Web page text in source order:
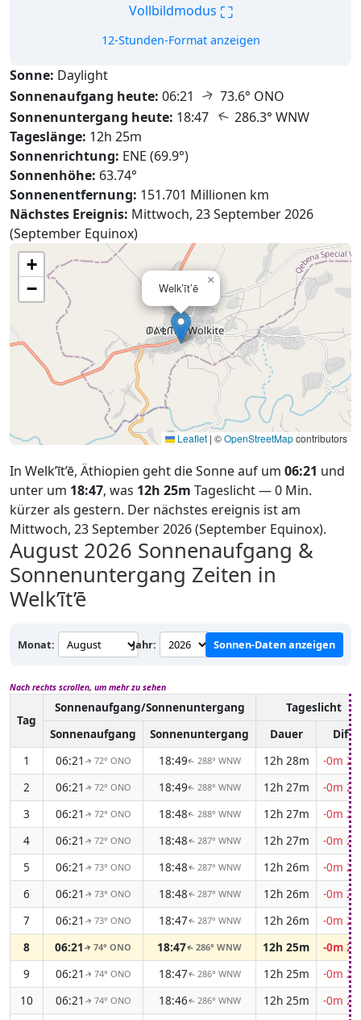
Vollbildmodus ⛶
12-Stunden-Format anzeigen
Sonne: Daylight
Sonnenaufgang heute: 06:21 ↑ 73.6° ONO
Sonnenuntergang heute: 18:47 ↑ 286.3° WNW
Tageslänge: 12h 25m
Sonnenrichtung: ENE (69.9°)
Sonnenhöhe: 63.74°
Sonnenentfernung: 151.701 Millionen km
Nächstes Ereignis: Mittwoch, 23 September 2026
(September Equinox)
Welk’īt’ē
×
+
−
Leaflet | ©OpenStreetMapcontributors
In Welk’īt’ē, Äthiopien geht die Sonne auf um 06:21 und
unter um 18:47, was 12h 25m Tageslicht — 0 Min.
kürzer als gestern. Der nächstes ereignis ist am
Mittwoch, 23 September 2026 (September Equinox).
August 2026 Sonnenaufgang &
Sonnenuntergang Zeiten in
Welk’īt’ē
Monat: Jahr: Sonnen-Daten anzeigen
Nach rechts scrollen, um mehr zu sehen
Tag
Sonnenaufgang/Sonnenuntergang
Tageslicht
Sonnenaufgang
Sonnenuntergang Dauer
Diff.
1
06:21 ↑ 72° ONO 18:49↑ 288° WNW 12h 28m
-0m
2
06:21 ↑ 72° ONO 18:49↑ 288° WNW 12h 27m
-0m
3
06:21 ↑ 72° ONO 18:48↑ 288° WNW 12h 27m
-0m
4
06:21 ↑ 72° ONO 18:48↑ 287° WNW 12h 27m
-0m
5
06:21 ↑ 73° ONO 18:48↑ 287° WNW 12h 26m
-0m
6
06:21 ↑ 73° ONO 18:48↑ 287° WNW 12h 26m
-0m
7
06:21 ↑ 73° ONO 18:47↑ 287° WNW 12h 26m
-0m
8
06:21 ↑ 74° ONO 18:47↑ 286° WNW 12h 25m
-0m
9
06:21 ↑ 74° ONO 18:47↑ 286° WNW 12h 25m
-0m
10
06:21 ↑ 74° ONO 18:46↑ 286° WNW 12h 25m
-0m